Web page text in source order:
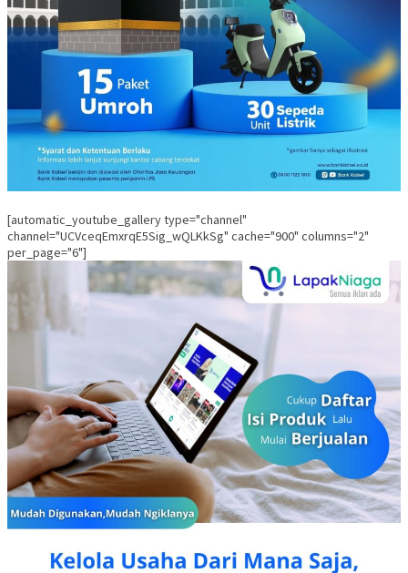
[automatic_youtube_gallery type="channel"
channel="UCVceqEmxrqE5Sig_wQLKkSg" cache="900" columns="2"
per_page="6"]